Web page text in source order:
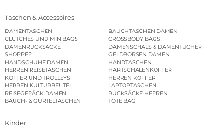
Taschen & Accessoires
DAMENTASCHEN
BAUCHTASCHEN DAMEN
CLUTCHES UND MINIBAGS
CROSSBODY BAGS
DAMENRUCKSÄCKE
DAMENSCHALS & DAMENTÜCHER
SHOPPER
GELDBÖRSEN DAMEN
HANDSCHUHE DAMEN
HANDTASCHEN
HERREN REISETASCHEN
HARTSCHALENKOFFER
KOFFER UND TROLLEYS
HERREN KOFFER
HERREN KULTURBEUTEL
LAPTOPTASCHEN
REISEGEPÄCK DAMEN
RUCKSÄCKE HERREN
BAUCH- & GÜRTELTASCHEN
TOTE BAG
Kinder